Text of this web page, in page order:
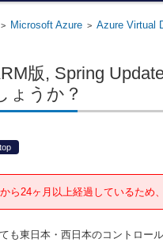
Microsoft Azure> Azure Virtual
版, Spring
ょうか？
ら24ヶ月以上経過しているため
も東日本・西日本のコントロー